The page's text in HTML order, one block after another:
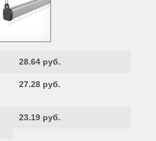
28.64 руб.
27.28 руб.
23.19 руб.